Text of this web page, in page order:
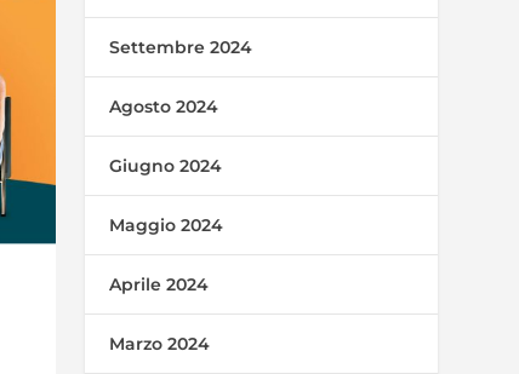
Settembre 2024
Agosto 2024
Giugno 2024
Maggio 2024
Aprile 2024
Marzo 2024